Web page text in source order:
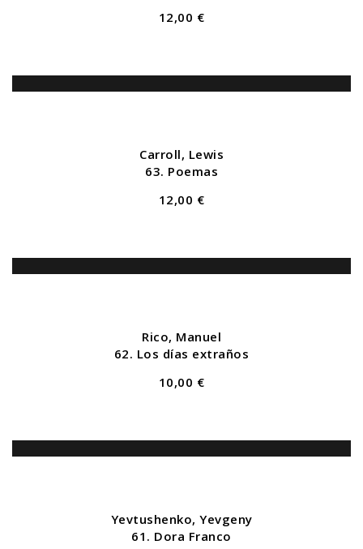
12,00 €
Carroll, Lewis
63. Poemas
12,00 €
Rico, Manuel
62. Los días extraños
10,00 €
Yevtushenko, Yevgeny
61. Dora Franco